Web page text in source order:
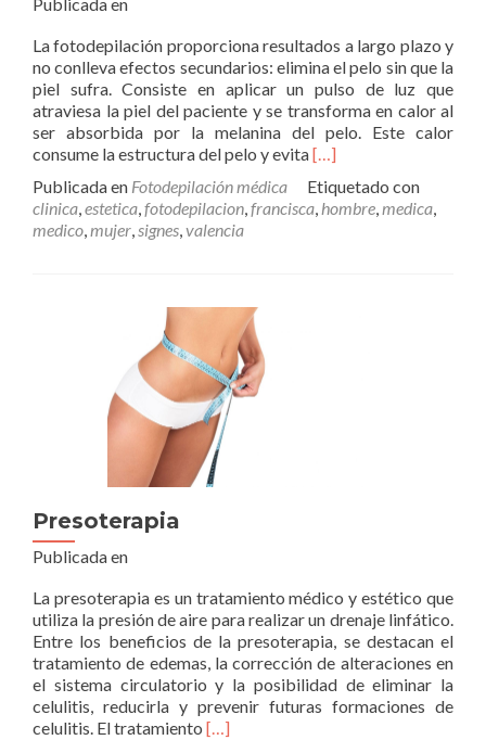
La fotodepilación proporciona resultados a largo plazo y
no conlleva efectos secundarios: elimina el pelo sin que la
piel sufra. Consiste en aplicar un pulso de luz que
atraviesa la piel del paciente y se transforma en calor al
ser absorbida por la melanina del pelo. Este calor
consume la estructura del pelo y evitaLeer
médica
[…]
Publicada en Fotodepilación médica
Etiquetado con
clinica estetica fotodepilacion francisca hombre medica
medico mujer signes valencia
Presoterapia
Publicada en
La presoterapia es un tratamiento médico y estético que
utiliza la presión de aire para realizar un drenaje linfático.
Entre los beneficios de la presoterapia, se destacan el
tratamiento de edemas, la corrección de alteraciones en
el sistema circulatorio y la posibilidad de eliminar la
celulitis, reducirla y prevenir futuras formaciones de
celulitis. El tratamiento Leer
[…]